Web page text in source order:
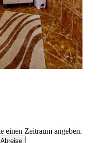
einen Zeitraum angeben.